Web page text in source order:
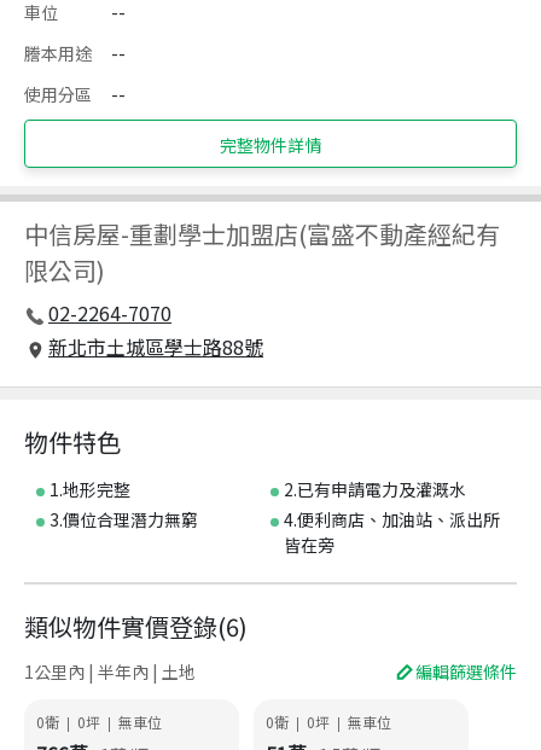
車位
--
謄本用途
--
使用分區
--
完整物件詳情
中信房屋-重劃學士加盟店(富盛不動產經紀有
限公司)
02-2264-7070
新北市土城區學士路88號
物件特色
1.地形完整
2.已有申請電力及灌溉水
3.價位合理潛力無窮
4.便利商店、加油站、派出所
皆在旁
類似物件實價登錄(6)
1公里內 | 半年內 | 土地 編輯篩選條件
0衛 | 0坪 | 無車位 0衛 | 0坪 | 無車位